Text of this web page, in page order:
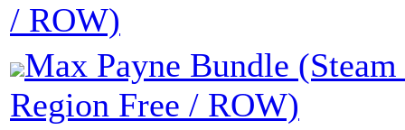
/ ROW)
Max Payne Bundle
Region Free / ROW)